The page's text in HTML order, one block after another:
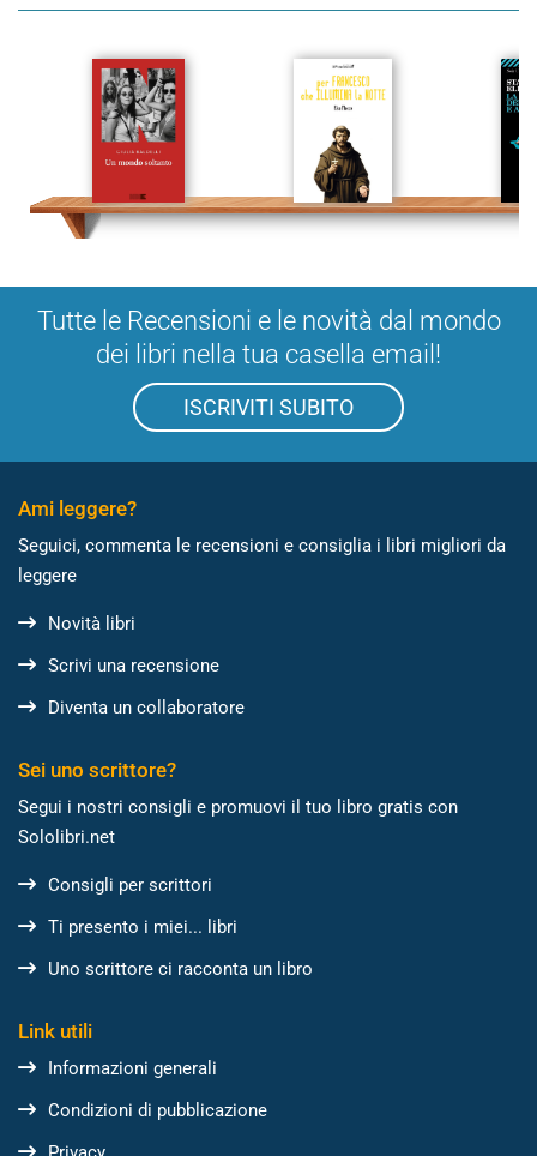
Tutte le Recensioni e le novità dal mondo
dei libri nella tua casella email!
ISCRIVITI SUBITO
Ami leggere?
Seguici, commenta le recensioni e consiglia i libri migliori da
leggere
Novità libri
Scrivi una recensione
Diventa un collaboratore
Sei uno scrittore?
Segui i nostri consigli e promuovi il tuo libro gratis con
Sololibri.net
Consigli per scrittori
Ti presento i miei... libri
Uno scrittore ci racconta un libro
Link utili
Informazioni generali
Condizioni di pubblicazione